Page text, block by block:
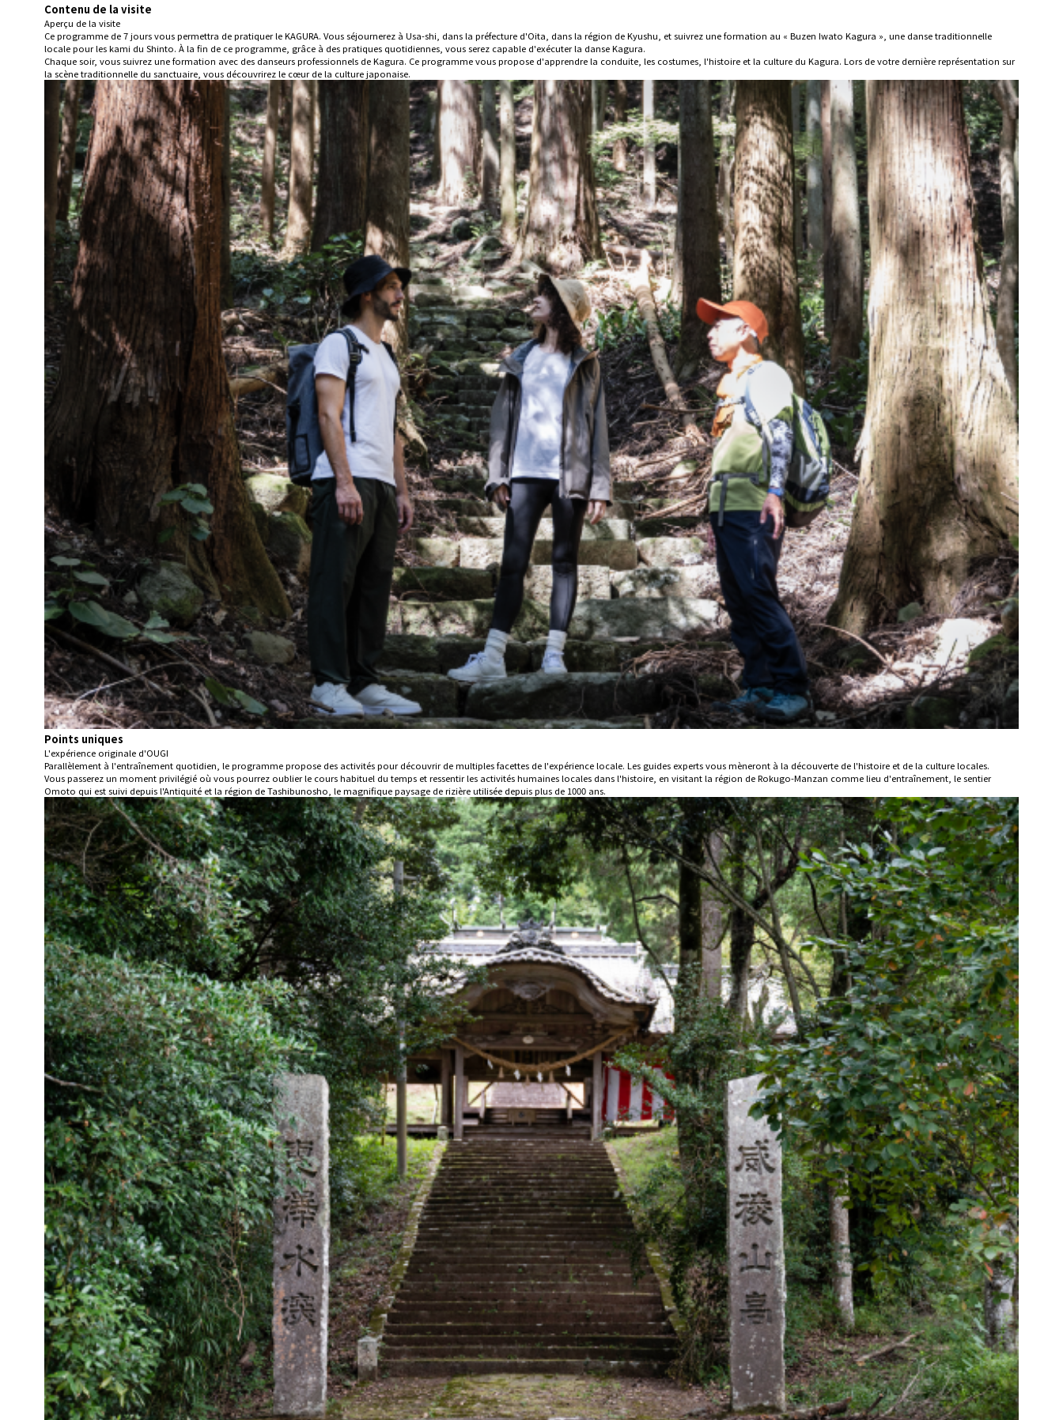
Contenu de la visite
Aperçu de la visite
Ce programme de 7 jours vous permettra de pratiquer le KAGURA. Vous séjournerez à Usa-shi, dans la préfecture d'Oita, dans la région de Kyushu, et suivrez une formation au « Buzen Iwato Kagura », une danse traditionnelle
locale pour les kami du Shinto. À la fin de ce programme, grâce à des pratiques quotidiennes, vous serez capable d'exécuter la danse Kagura.
Chaque soir, vous suivrez une formation avec des danseurs professionnels de Kagura. Ce programme vous propose d'apprendre la conduite, les costumes, l'histoire et la culture du Kagura. Lors de votre dernière représentation sur
la scène traditionnelle du sanctuaire, vous découvrirez le cœur de la culture japonaise.
Points uniques
L'expérience originale d'OUGI
Parallèlement à l'entraînement quotidien, le programme propose des activités pour découvrir de multiples facettes de l'expérience locale. Les guides experts vous mèneront à la découverte de l'histoire et de la culture locales.
Vous passerez un moment privilégié où vous pourrez oublier le cours habituel du temps et ressentir les activités humaines locales dans l'histoire, en visitant la région de Rokugo-Manzan comme lieu d'entraînement, le sentier
Omoto qui est suivi depuis l'Antiquité et la région de Tashibunosho, le magnifique paysage de rizière utilisée depuis plus de 1000 ans.